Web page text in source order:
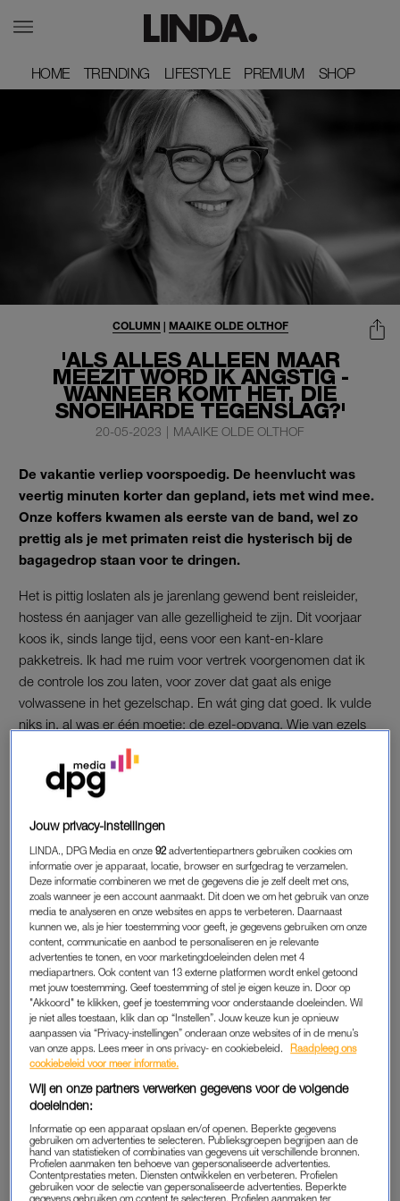
HOME
HOME TRENDING
TRENDING LIFESTYLE
LIFESTYLE PREMIUM
PREMIUM SHOP
SHOP
'ALS ALLES ALLEEN MAAR
MEEZIT WORD IK ANGSTIG -
WANNEER KOMT HET, DIE
SNOEIHARDE TEGENSLAG?'
COLUMN | MAAIKE OLDE OLTHOF
20-05-2023 | MAAIKE OLDE OLTHOF
De vakantie verliep voorspoedig. De heenvlucht was
veertig minuten korter dan gepland, iets met wind mee.
Onze koffers kwamen als eerste van de band, wel zo
prettig als je met primaten reist die hysterisch bij de
bagagedrop staan voor te dringen.
Het is pittig loslaten als je jarenlang gewend bent reisleider,
hostess én aanjager van alle gezelligheid te zijn. Dit voorjaar
koos ik, sinds lange tijd, eens voor een kant-en-klare
pakketreis. Ik had me ruim voor vertrek voorgenomen dat ik
de controle los zou laten, voor zover dat gaat als enige
volwassene in het gezelschap. En wát ging dat goed. Ik vulde
niks in, al was er één moetje: de ezel-opvang. Wie van ezels
houdt, is in Griekenland op de juiste plek.
De transferbus zat tjokvol, want het was meivakantie. Maar we
appartementencomplex. “Wat ging de reis makkelijk!”, zei
Puck verrast bij aankomst. Hoe het onderkomen is, is altijd
maar afwachten. Op de foto’s zag het er wat kneuterig uit,
maar in real life was het moderner en schoner dan verwacht.
De Griekse familie die het complex runde bleek er een uit
duizenden. Ontbijten met lokale honing en zelfgemaakte
yoghurt, en een gezellig praatje in de lobby. Zonder TUI-logo,
maar mét Griekse tongval. De knappe oudste zoon die
lachend een Aperol Spritz (à 6 euro) voor je maakt, wat wilde
ik eigenlijk nog meer?
en potjes pesten waren we klaar voor de terugreis. Fysiek dan,
mentaal was het lastig afscheid nemen van raki en Nikos, de
servicegerichte stamhouder. Als alleenstaande ouder denk je
altijd aan alles, dus ook op vakantie gaat die knop niet uit. Drie
keer rondlopen (opladers mee?) voordat je afsluit en uitcheckt.
Jouw privacy-instellingen
LINDA., DPG Media en onze92 advertentiepartners gebruiken cookies om
informatie over je apparaat, locatie, browser en surfgedrag te verzamelen.
Deze informatie combineren we met de gegevens die je zelf deelt met ons,
zoals wanneer je een account aanmaakt. Dit doen we om het gebruik van onze
media te analyseren en onze websites en apps te verbeteren. Daarnaast
kunnen we, als je hier toestemming voor geeft, je gegevens gebruiken om onze
content, communicatie en aanbod te personaliseren en je relevante
advertenties te tonen, en voor marketingdoeleinden delen met 4
mediapartners. Ook content van 13 externe platformen wordt enkel getoond
met jouw toestemming. Geef toestemming of stel je eigen keuze in. Door op
"Akkoord" te klikken, geef je toestemming voor onderstaande doeleinden. Wil
je niet alles toestaan, klik dan op “Instellen”. Jouw keuze kun je opnieuw
aanpassen via “Privacy-instellingen” onderaan onze websites of in de menu’s
van onze apps. Lees meer in ons privacy- en cookiebeleid.
Raadpleeg ons
cookiebeleid voor meer informatie.
Wij en onze partners verwerken gegevens voor de volgende
doeleinden:
Informatie op een apparaat opslaan en/of openen. Beperkte gegevens
gebruiken om advertenties te selecteren. Publieksgroepen begrijpen aan de
hand van statistieken of combinaties van gegevens uit verschillende bronnen.
Profielen aanmaken ten behoeve van gepersonaliseerde advertenties.
Contentprestaties meten. Diensten ontwikkelen en verbeteren. Profielen
gebruiken voor de selectie van gepersonaliseerde advertenties. Beperkte
gegevens gebruiken om content te selecteren. Profielen aanmaken ter